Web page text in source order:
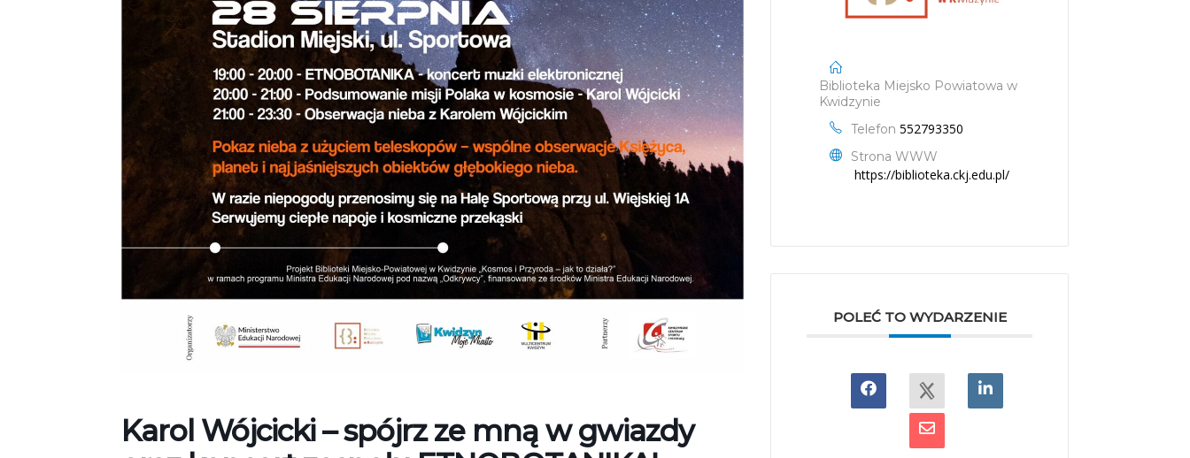
Karol Wójcicki – spójrz ze mną w gwiazdy
Biblioteka Miejsko Powiatowa w
Kwidzynie
Telefon 552793350
Strona WWW
https://biblioteka.ckj.edu.pl/
POLEĆ TO WYDARZENIE